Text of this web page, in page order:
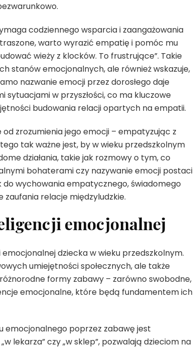
codziennego wsparcia i zaangażowania
warto wyrazić empatię i pomóc mu
wieży z klocków. To frustrujące”. Takie
stanów emocjonalnych, ale również wskazuje,
nazwanie emocji przez dorosłego daje
sytuacjami w przyszłości, co ma kluczowe
budowania relacji opartych na empatii.
od zrozumienia jego emocji – empatyzując z
tak ważne jest, by w wieku przedszkolnym
działania, takie jak rozmowy o tym, co
bohaterami czy nazywanie emocji postaci
wychowania empatycznego, świadomego
zaufania relacje międzyludzkie.
emocjonalnej
dziecka w wieku przedszkolnym.
umiejętności społecznych, ale także
formy zabawy – zarówno swobodne,
emocjonalne, które będą fundamentem ich
emocjonalnego poprzez zabawę jest
lekarza” czy „w sklep”, pozwalają dzieciom na